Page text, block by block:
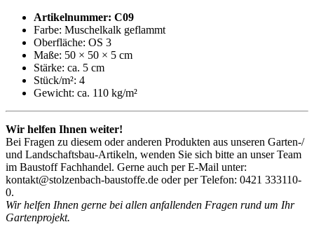
Artikelnummer: C09
Farbe: Muschelkalk geflammt
Oberfläche: OS 3
Maße: 50 × 50 × 5 cm
Stärke: ca. 5 cm
Stück/m²: 4
Gewicht: ca. 110 kg/m²
Wir helfen Ihnen weiter!
Bei Fragen zu diesem oder anderen Produkten aus unseren Garten-/
und Landschaftsbau-Artikeln, wenden Sie sich bitte an unser Team
im Baustoff Fachhandel. Gerne auch per E-Mail unter:
kontakt@stolzenbach-baustoffe.de oder per Telefon: 0421 333110-
0.
Wir helfen Ihnen gerne bei allen anfallenden Fragen rund um Ihr
Gartenprojekt.